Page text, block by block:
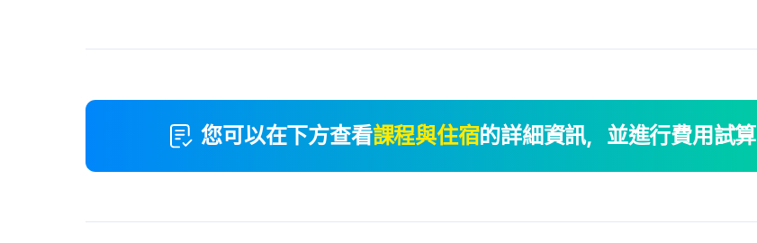
您可以在下方查看課程與住宿的詳細資訊， 並進行費用試算